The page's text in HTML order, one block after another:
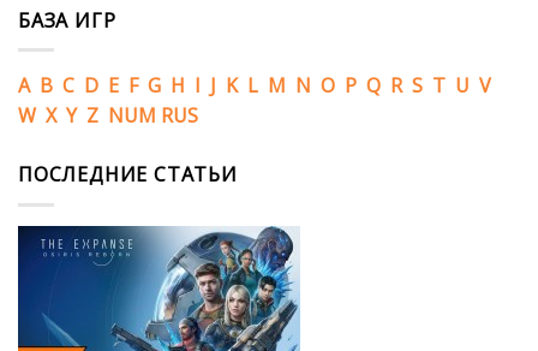
БАЗА ИГР
A B C D E F G H I J K L M N O P Q R S T U V
W X Y Z NUM RUS
ПОСЛЕДНИЕ СТАТЬИ